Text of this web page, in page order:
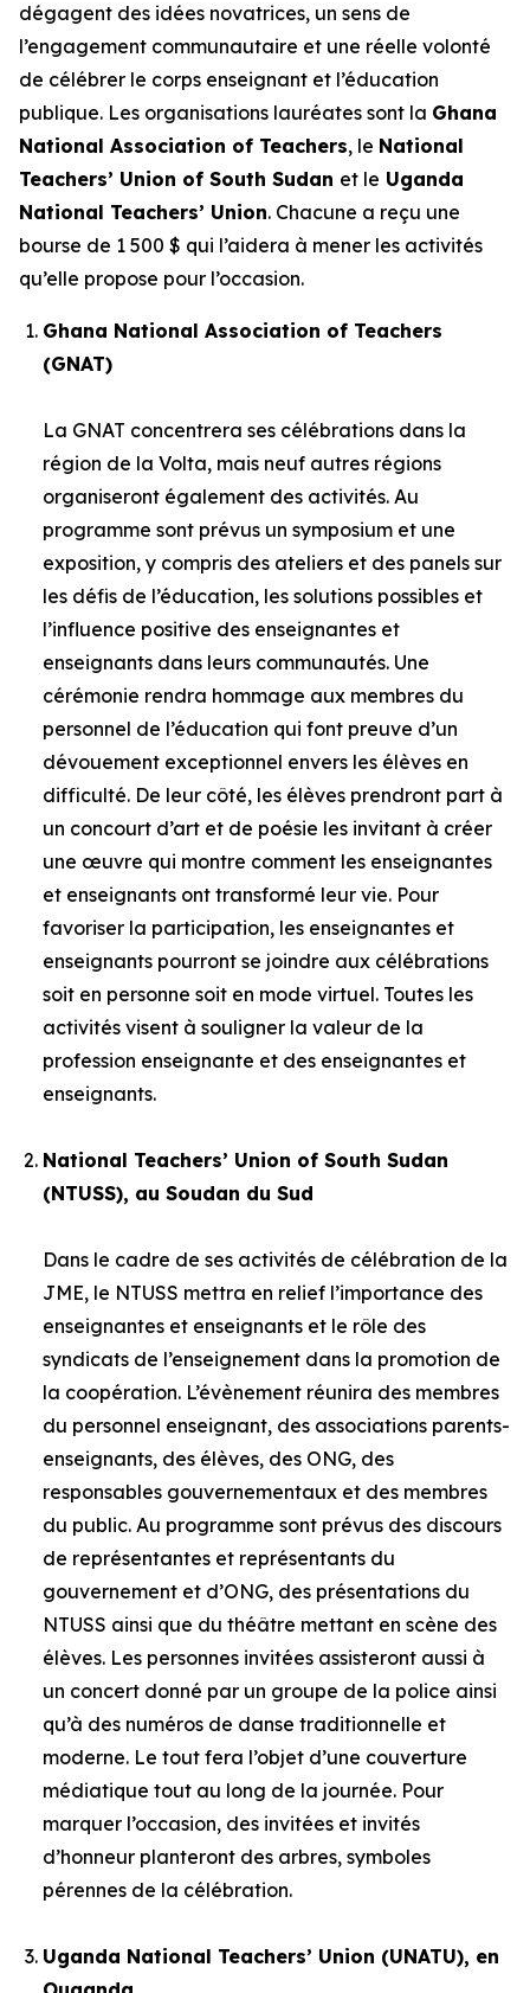
dégagent des idées novatrices, un sens de
l’engagement communautaire et une réelle volonté
de célébrer le corps enseignant et l’éducation
publique. Les organisations lauréates sont la Ghana
National Association of Teachers, le National
Teachers’ Union of South Sudan et le Uganda
National Teachers’ Union. Chacune a reçu une
bourse de 1 500 $ qui l’aidera à mener les activités
qu’elle propose pour l’occasion.
Ghana National Association of Teachers
(GNAT)
La GNAT concentrera ses célébrations dans la
région de la Volta, mais neuf autres régions
organiseront également des activités. Au
programme sont prévus un symposium et une
exposition, y compris des ateliers et des panels sur
les défis de l’éducation, les solutions possibles et
l’influence positive des enseignantes et
enseignants dans leurs communautés. Une
cérémonie rendra hommage aux membres du
personnel de l’éducation qui font preuve d’un
dévouement exceptionnel envers les élèves en
difficulté. De leur côté, les élèves prendront part à
un concourt d’art et de poésie les invitant à créer
une œuvre qui montre comment les enseignantes
et enseignants ont transformé leur vie. Pour
favoriser la participation, les enseignantes et
enseignants pourront se joindre aux célébrations
soit en personne soit en mode virtuel. Toutes les
activités visent à souligner la valeur de la
profession enseignante et des enseignantes et
enseignants.
National Teachers’ Union of South Sudan
(NTUSS), au Soudan du Sud
Dans le cadre de ses activités de célébration de la
JME, le NTUSS mettra en relief l’importance des
enseignantes et enseignants et le rôle des
syndicats de l’enseignement dans la promotion de
la coopération. L’évènement réunira des membres
du personnel enseignant, des associations parents-
enseignants, des élèves, des ONG, des
responsables gouvernementaux et des membres
du public. Au programme sont prévus des discours
de représentantes et représentants du
gouvernement et d’ONG, des présentations du
NTUSS ainsi que du théâtre mettant en scène des
élèves. Les personnes invitées assisteront aussi à
un concert donné par un groupe de la police ainsi
qu’à des numéros de danse traditionnelle et
moderne. Le tout fera l’objet d’une couverture
médiatique tout au long de la journée. Pour
marquer l’occasion, des invitées et invités
d’honneur planteront des arbres, symboles
pérennes de la célébration.
Uganda National Teachers’ Union (UNATU), en